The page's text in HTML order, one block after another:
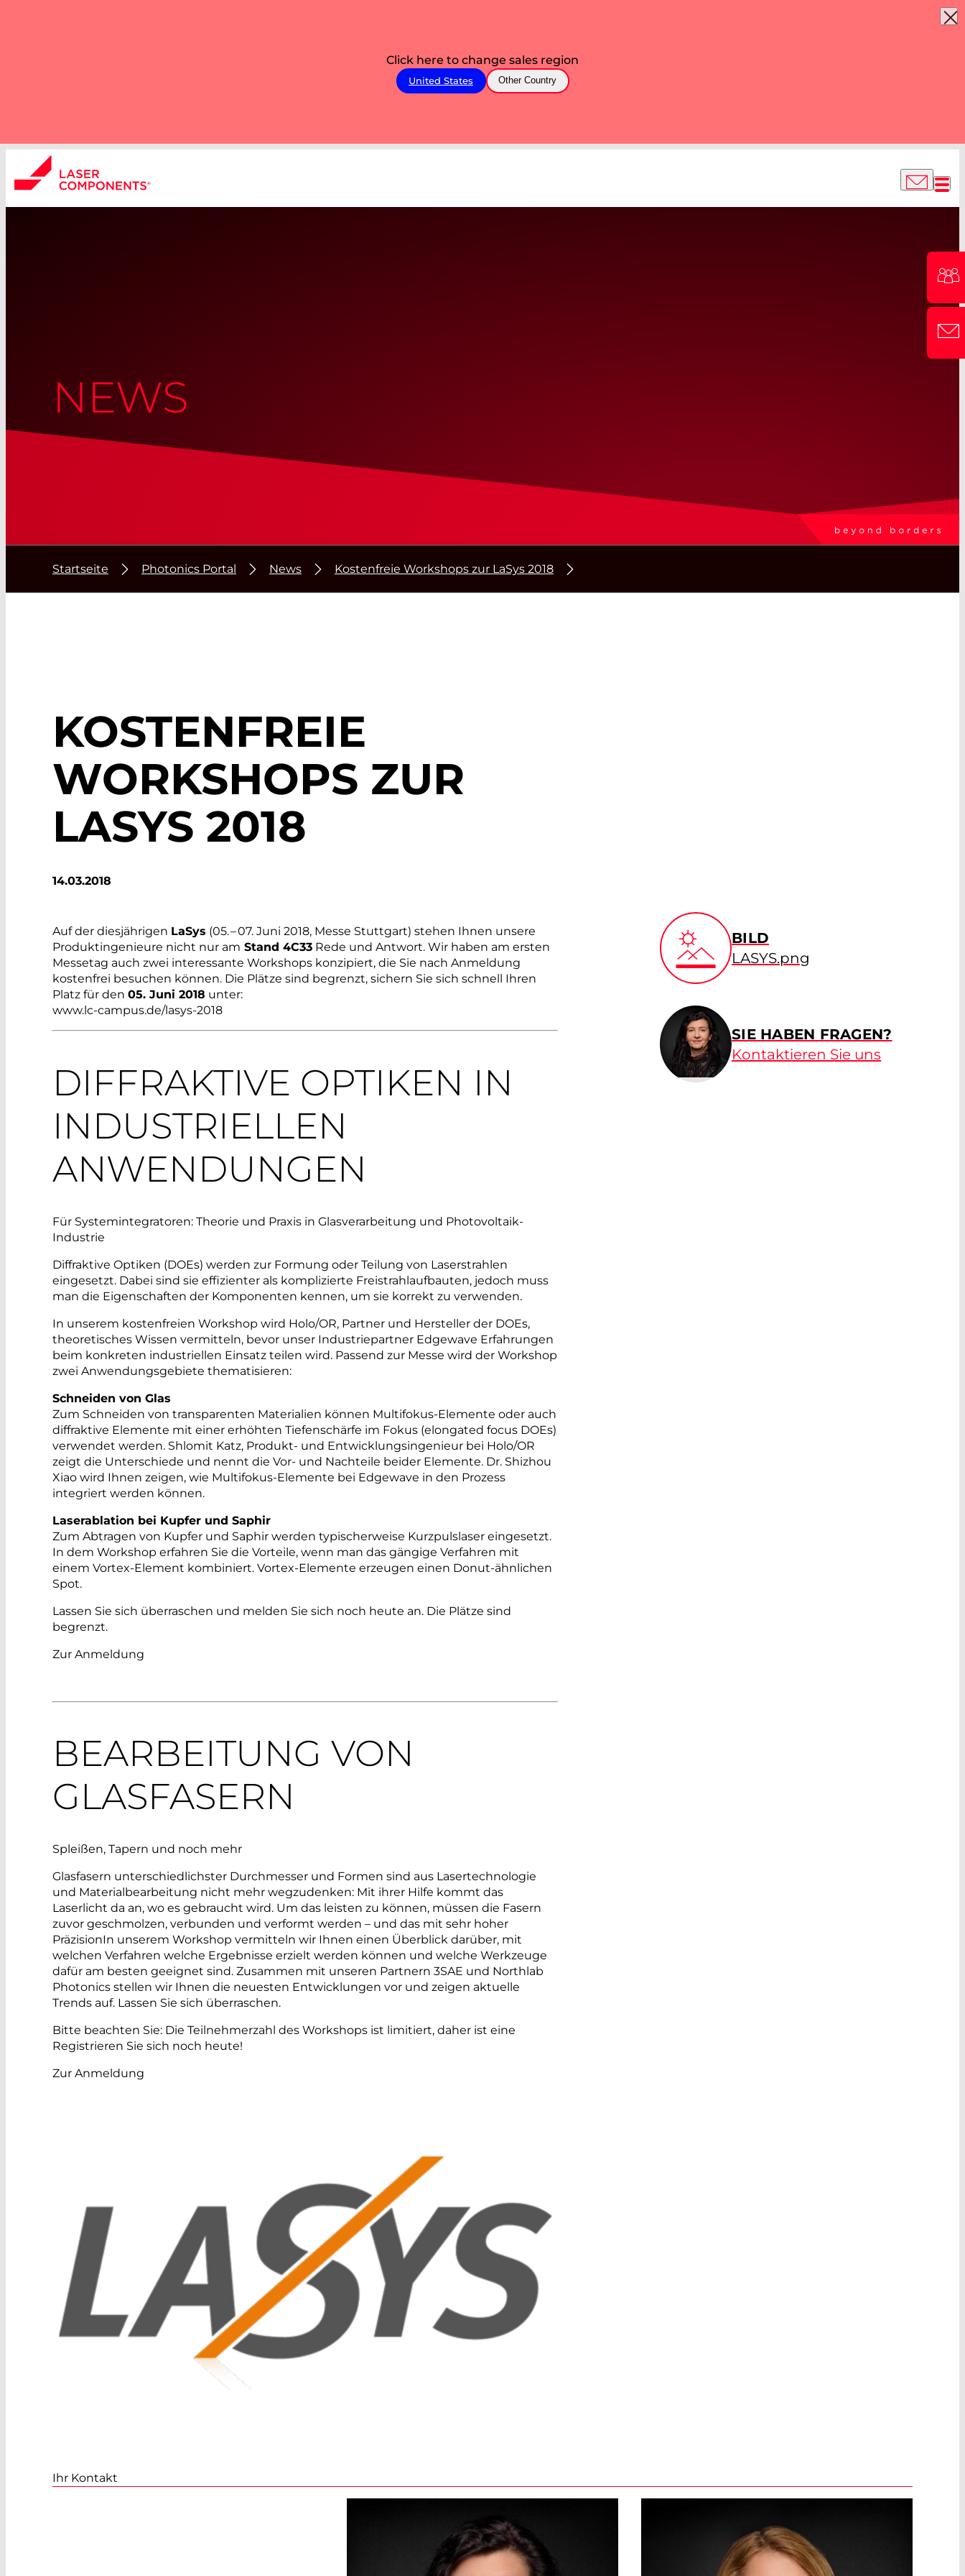
Click here to change sales region
United States Other Country
NEWS
Startseite Photonics Portal News Kostenfreie Workshops zur LaSys 2018
KOSTENFREIE
WORKSHOPS ZUR
LASYS 2018
14.03.2018
Auf der diesjährigen LaSys (05. – 07. Juni 2018, Messe Stuttgart) stehen Ihnen unsere
Produktingenieure nicht nur am Stand 4C33 Rede und Antwort. Wir haben am ersten
Messetag auch zwei interessante Workshops ­konzipiert, die Sie nach Anmeldung
kostenfrei besuchen können. Die Plätze sind begrenzt, sichern Sie sich schnell Ihren
Platz für den 05. Juni 2018 unter:­
www.lc-campus.de/lasys-2018
DIFFRAKTIVE OPTIKEN IN
INDUSTRIELLEN
ANWENDUNGEN
Für Systemintegratoren: Theorie und Praxis in Glasverarbeitung und Photovoltaik-
Industrie
Diffraktive Optiken (DOEs) werden zur Formung oder Teilung von Laserstrahlen
eingesetzt. Dabei sind sie effizienter als komplizierte Freistrahlaufbauten, jedoch muss
man die Eigenschaften der Komponenten kennen, um sie korrekt zu verwenden.
In unserem kostenfreien Workshop wird Holo/OR, Partner und Hersteller der DOEs,
theoretisches Wissen vermitteln, bevor unser Industriepartner Edgewave Erfahrungen
beim konkreten industriellen Einsatz teilen wird. Passend zur Messe wird der Workshop
zwei Anwendungsgebiete thematisieren:
Schneiden von Glas
Zum Schneiden von transparenten Materialien können Multifokus-Elemente oder auch
diffraktive Elemente mit einer erhöhten Tiefenschärfe im Fokus (elongated focus DOEs)
verwendet werden. Shlomit Katz, Produkt- und Entwicklungsingenieur bei Holo/OR
zeigt die Unterschiede und nennt die Vor- und Nachteile beider Elemente. Dr. Shizhou
Xiao wird Ihnen zeigen, wie Multifokus-Elemente bei ­Edgewave in den Prozess
integriert werden können.
Laserablation bei Kupfer und Saphir
Zum Abtragen von Kupfer und Saphir werden typischerweise Kurzpulslaser eingesetzt.
In dem Workshop erfahren Sie die Vorteile, wenn man das gängige Verfahren mit
einem Vortex-Element kombiniert. Vortex-Elemente erzeugen einen Donut-ähnlichen
Spot.
Lassen Sie sich überraschen und melden Sie sich noch heute an. Die Plätze sind
begrenzt.
Zur Anmeldung
BEARBEITUNG VON
GLASFASERN
Spleißen, Tapern und noch mehr
Glasfasern unterschiedlichster Durchmesser und Formen sind aus Lasertechnologie
und Materialbearbeitung nicht mehr wegzudenken: Mit ihrer Hilfe kommt das
Laserlicht da an, wo es gebraucht wird. Um das leisten zu können, müssen die Fasern
zuvor geschmolzen, verbunden und verformt werden – und das mit sehr hoher
PräzisionIn unserem Workshop vermitteln wir Ihnen einen Überblick darüber, mit
welchen Verfahren welche Ergebnisse erzielt werden können und welche Werkzeuge
dafür am besten geeignet sind. Zusammen mit unseren Partnern 3SAE und Northlab
Photonics stellen wir Ihnen die neuesten Entwicklungen vor und zeigen aktuelle
Trends auf. Lassen Sie sich überraschen.
Bitte beachten Sie: Die Teilnehmerzahl des Workshops ist limitiert, daher ist eine
Registrieren Sie sich noch heute!
Zur Anmeldung
BILD
LASYS.png
SIE HABEN FRAGEN?
Kontaktieren Sie uns
Ihr Kontakt